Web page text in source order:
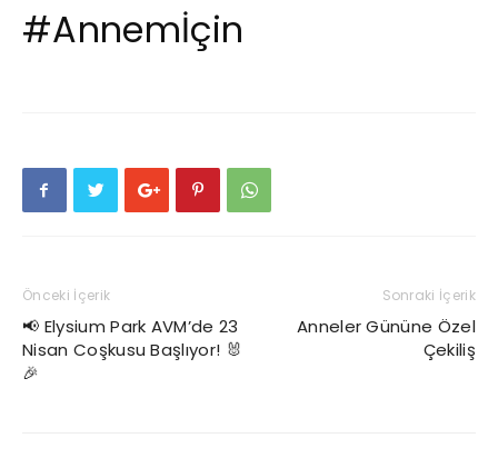
#Annemİçin
Önceki İçerik
📢 Elysium Park AVM’de 23
Nisan Coşkusu Başlıyor! 🐰
🎉
Sonraki İçerik
Anneler Gününe Özel
Çekiliş